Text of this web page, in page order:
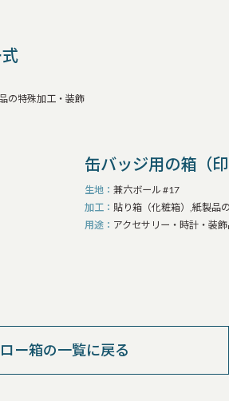
の特殊加工・装飾
缶バッジ用の箱（
生地
兼六ボール #17
加工
貼り箱（化粧箱）,紙製品
用途
アクセサリー・時計・装
ー箱の一覧に戻る